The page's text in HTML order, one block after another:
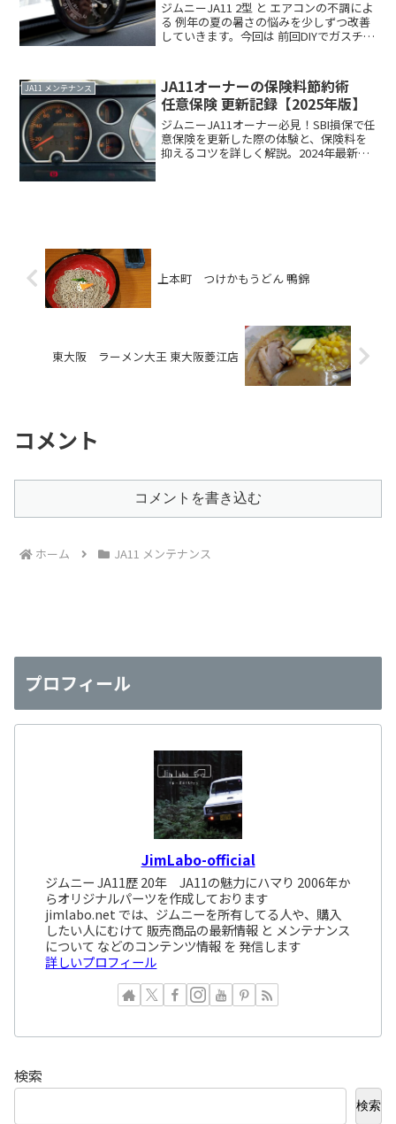
ジムニーJA11 2型 と エアコンの不調によ
る 例年の夏の暑さの悩みを少しずつ改善
していきます。今回は 前回DIYでガスチャ
/JA11 DIYガスチャージRead more．．
JA11 メンテナンス
JA11オーナーの保険料節約術
任意保険 更新記録【2025年版】
ジムニーJA11オーナー必見！SBI損保で任
意保険を更新した際の体験と、保険料を
抑えるコツを詳しく解説。2024年最新の
上本町 つけかもうどん 鴨錦
東大阪 ラーメン大王 東大阪菱江店
コメント
コメントを書き込む
ホーム JA11 メンテナンス
プロフィール
JimLabo-official
ジムニー JA11歴 20年 JA11の魅力にハマり 2006年か
らオリジナルパーツを作成しております
jimlabo.net では、ジムニーを所有してる人や、購入
したい人にむけて 販売商品の最新情報 と メンテナンス
について などのコンテンツ情報 を 発信します
詳しいプロフィール
検索
検索